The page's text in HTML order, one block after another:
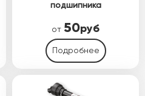
подшипника
от 50руб
Подробнее